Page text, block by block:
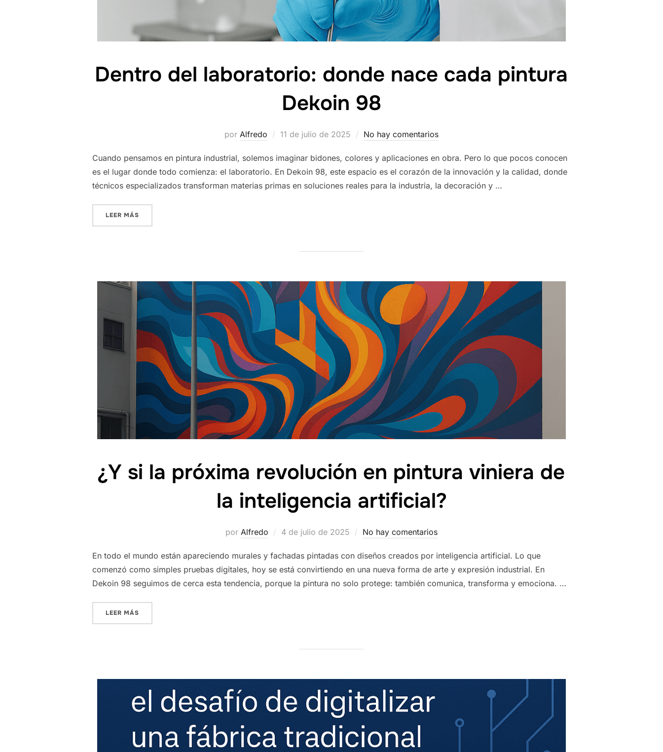
Dentro del laboratorio: donde nace cada pintura
Dekoin 98
por Alfredo
Publicado
11 de julio de 2025 No hay comentarios
Cuando pensamos en pintura industrial, solemos imaginar bidones, colores y aplicaciones en obra. Pero lo que pocos conocen
es el lugar donde todo comienza: el laboratorio. En Dekoin 98, este espacio es el corazón de la innovación y la calidad, donde
técnicos especializados transforman materias primas en soluciones reales para la industria, la decoración y …
LEER MÁS
¿Y si la próxima revolución en pintura viniera de
la inteligencia artificial?
por Alfredo
Publicado
4 de julio de 2025 No hay comentarios
En todo el mundo están apareciendo murales y fachadas pintadas con diseños creados por inteligencia artificial. Lo que
comenzó como simples pruebas digitales, hoy se está convirtiendo en una nueva forma de arte y expresión industrial. En
Dekoin 98 seguimos de cerca esta tendencia, porque la pintura no solo protege: también comunica, transforma y emociona. …
LEER MÁS